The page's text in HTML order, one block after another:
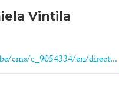
Vintila
cms/c_9054334/en/direct...